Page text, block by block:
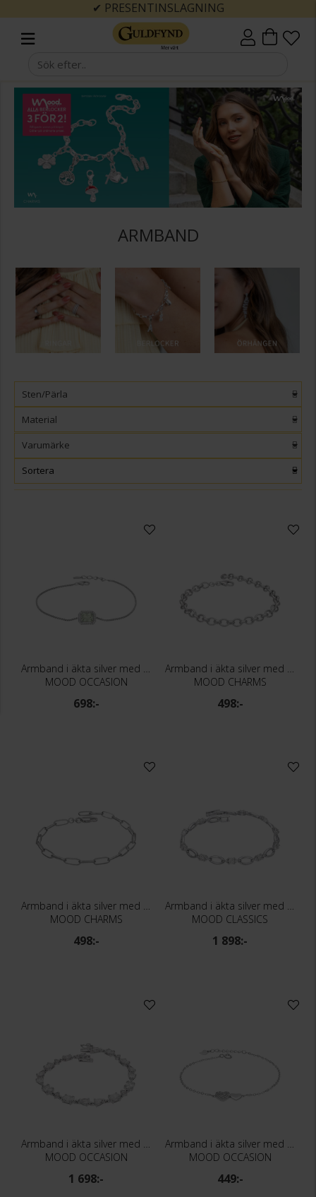
✔ PRESENTINSLAGNING
ARMBAND
Sten/Pärla
Material
Varumärke
Sortera
MOOD OCCASION
698:-
MOOD CHARMS
498:-
Armband i äkta silver med rektangulära länkar 19cm
MOOD CHARMS
498:-
Armband i äkta silver med kubisk zirkonia
MOOD CLASSICS
1 898:-
MOOD OCCASION
1 698:-
MOOD OCCASION
449:-